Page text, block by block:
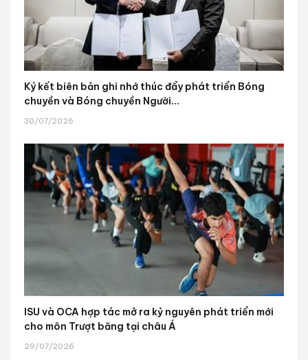
Ký kết biên bản ghi nhớ thúc đẩy phát triển Bóng
chuyền và Bóng chuyền Người...
30/07/2026
ISU và OCA hợp tác mở ra kỷ nguyên phát triển mới
cho môn Trượt băng tại châu Á
29/07/2026